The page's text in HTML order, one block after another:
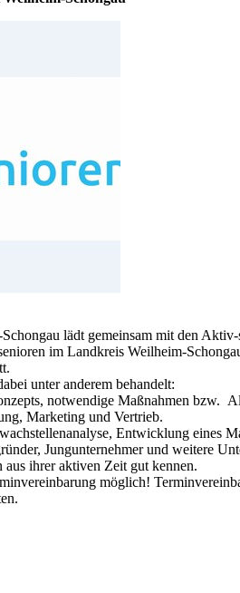
lädt gemeinsam mit den
im Landkreis Weilheim-
unter anderem behandelt:
notwendige Maßnahmen bzw.
Marketing und Vertrieb.
Entwicklung eines
Jungunternehmer und weitere
ihrer aktiven Zeit gut kennen.
möglich!